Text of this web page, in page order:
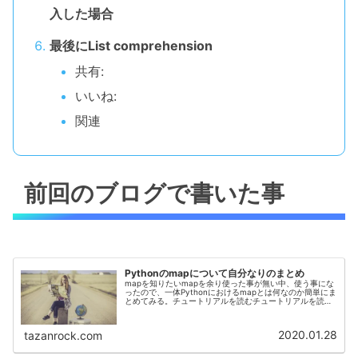
入した場合
最後にList comprehension
共有:
いいね:
関連
前回のブログで書いた事
Pythonのmapについて自分なりのまとめ
mapを知りたいmapを余り使った事が無い中、使う事にな
ったので、一体Pythonにおけるmapとは何なのか簡単にま
とめてみる。チュートリアルを読むチュートリアルを読む
tazanrock.com 2020.01.28